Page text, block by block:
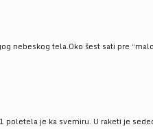
tela.Oko šest sati pre
je ka svemiru. U raketi je